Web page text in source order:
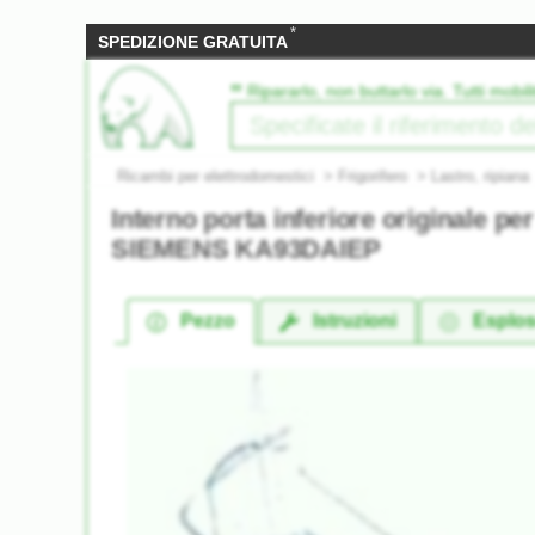
SPEDIZIONE GRATUITA*
‟ Ripararlo, non buttarlo via. Tutti
Ricambi per elettrodomestici > Frigorifero > Lastro, ripiana
Interno porta inferiore originale
SIEMENS KA93DAIEP
Pezzo Istruzioni